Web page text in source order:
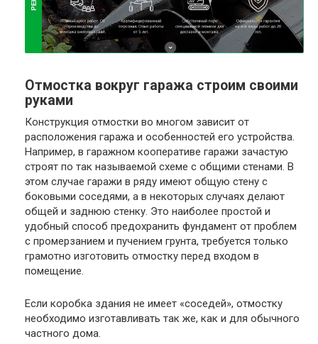
Отмостка вокруг гаража строим своими
руками
Конструкция отмостки во многом зависит от
расположения гаража и особенностей его устройства.
Например, в гаражном кооперативе гаражи зачастую
строят по так называемой схеме с общими стенами. В
этом случае гаражи в ряду имеют общую стену с
боковыми соседями, а в некоторых случаях делают
общей и заднюю стенку. Это наиболее простой и
удобный способ предохранить фундамент от проблем
с промерзанием и пучением грунта, требуется только
грамотно изготовить отмостку перед входом в
помещение.
Если коробка здания не имеет «соседей», отмостку
необходимо изготавливать так же, как и для обычного
частного дома.